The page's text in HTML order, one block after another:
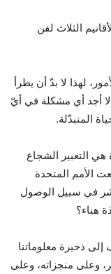
الثلاث لفن
لهذا لا بدّ أن يطرأ
أجد أي مشكلة في أيّ
المتبدّلة.
هي التعبير الشجاع
الأمم المتحدة
في سبيل الوصول
هناء؟
ذخيرة معلوماتنا
وعلى منجزاته، وعلى